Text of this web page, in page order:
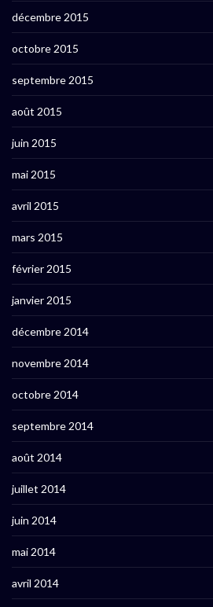
décembre 2015
octobre 2015
septembre 2015
août 2015
juin 2015
mai 2015
avril 2015
mars 2015
février 2015
janvier 2015
décembre 2014
novembre 2014
octobre 2014
septembre 2014
août 2014
juillet 2014
juin 2014
mai 2014
avril 2014